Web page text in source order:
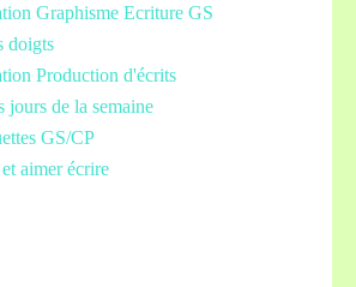
Graphisme Ecriture GS
doigts
Production d'écrits
jours de la semaine
GS/CP
aimer écrire